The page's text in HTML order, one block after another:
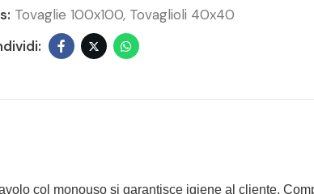
Tovaglie 100x100 Tovaglioli 40x40
col monouso si garantisce igiene al cliente.